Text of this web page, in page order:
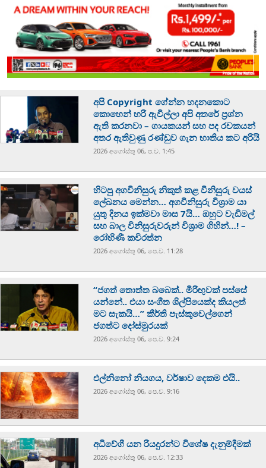
අපි Copyright ගේන්න හදනකොට
කොහෙන් හරි ඇවිල්ලා අපි අතරේ ප්‍රශ්න
ඇති කරනවා – ගායකයන් සහ පද රචකයන්
අතර ඇතිවුණු රණ්ඩුව ගැන භාතිය කට අරියි
2026 අගෝස්‍තු 06, ප.ව. 1:45
හිටපු අගවිනිසුරු නිකුත් කළ විනිසුරු වයස්
ලේඛනය මෙන්න… අගවිනිසුරු විශ්‍රාම යා
යුතු දිනය ඉක්මවා මාස 7යි… ඔහුට වැඩිමල්
සහ බාල විනිසුරුවරුන් විශ්‍රාම ගිහින්…! –
රෝහිණී කවිරත්න
2026 අගෝස්‍තු 06, පෙ.ව. 11:28
“ජගත් තොත්ත බබෙක්.. මිරිඟුවක් පස්සේ
යන්නේ.. එයා සංගීත ශිල්පියෙක්ද කියලත්
මට සැකයි…” කීර්ති පැස්කුවෙල්ගෙන්
ජගත්ට දෝස්මුරයක්
2026 අගෝස්‍තු 06, පෙ.ව. 9:24
එල්නිනෝ නියගය, වර්ෂාව දෙකම එයි..
2026 අගෝස්‍තු 06, පෙ.ව. 9:16
අධිවේගී යන රියදුරන්ට විශේෂ දැනුම්දීමක්
2026 අගෝස්‍තු 06, පෙ.ව. 12:33